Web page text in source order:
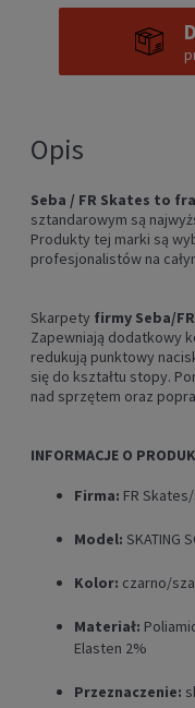
Opis
Seba / FR Skates to
sztandarowym są
Produkty tej marki są
profesjonalistów na
Skarpety firmy Seba/
Zapewniają dodatkowy
redukują punktowy
się do kształtu stopy.
nad sprzętem oraz
INFORMACJE O
Firma: FR
Model: SKATING
Kolor: czarno/
Materiał:
Elasten 2%
Przeznaczenie: